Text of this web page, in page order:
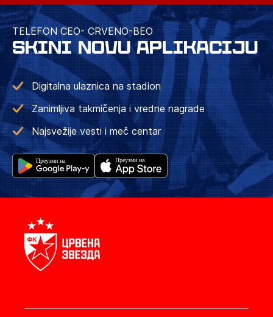
TELEFON CEO- CRVENO-BEO
SKINI NOVU APLIKACIJU
Digitalna ulaznica na stadion
Zanimljiva takmičenja i vredne nagrade
Najsvežije vesti i meč centar